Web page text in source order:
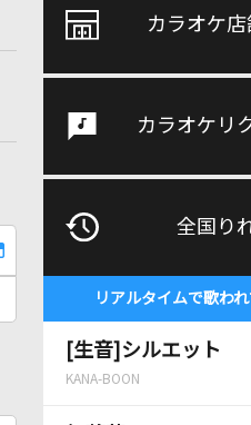
カラオケ
カラオケリ
全国り
リアルタイムで歌わ
[生音]シルエット
KANA-BOON